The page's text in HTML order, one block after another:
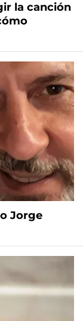
la canción
Jorge